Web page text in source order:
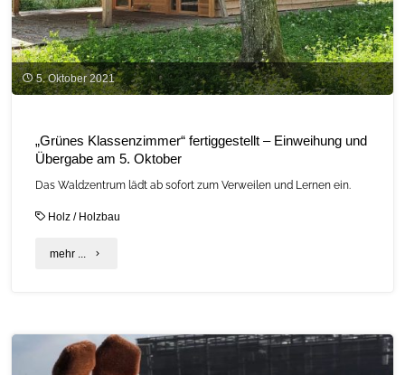
5. Oktober 2021
„Grünes Klassenzimmer“ fertiggestellt – Einweihung und
Übergabe am 5. Oktober
Das Waldzentrum lädt ab sofort zum Verweilen und Lernen ein.
Holz / Holzbau
mehr ... "„Grünes
–